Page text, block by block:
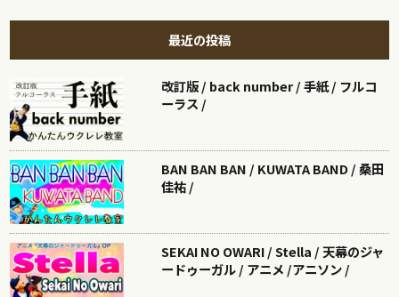
最近の投稿
改訂版 / back number / 手紙 / フルコ
ーラス /
BAN BAN BAN / KUWATA BAND / 桑田
佳祐 /
SEKAI NO OWARI / Stella / 天幕のジャ
ードゥーガル / アニメ /アニソン /